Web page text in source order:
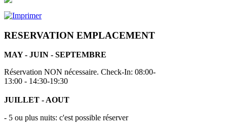
RESERVATION EMPLACEMENT
MAY - JUIN - SEPTEMBRE
Réservation NON nécessaire. Check-In: 08:00-
13:00 - 14:30-19:30
JUILLET - AOUT
- 5 ou plus nuits: c'est possible réserver